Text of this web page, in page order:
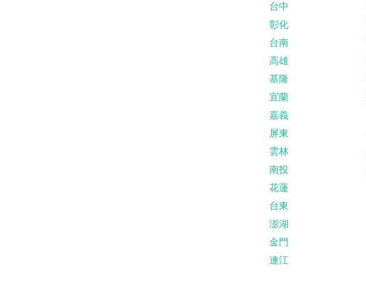
台中
彰化
台南
高雄
基隆
宜蘭
嘉義
屏東
雲林
南投
花蓮
台東
澎湖
金門
連江